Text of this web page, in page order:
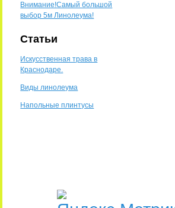
Внимание!Самый большой
выбор 5м Линолеума!
Статьи
Искусственная трава в
Краснодаре.
Виды линолеума
Напольные плинтусы